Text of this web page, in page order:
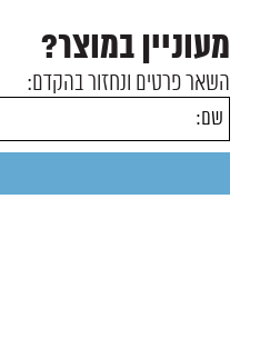
מעוניין במוצר?
השאר פרטים ונחזור בהקדם: